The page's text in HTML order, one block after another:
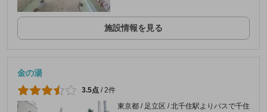
施設情報を見る
金の湯
3.5点 /2件
東京都 / 足立区 / 北千住駅よりバスで千住